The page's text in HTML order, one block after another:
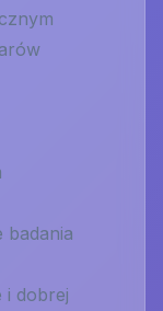
i dobrej